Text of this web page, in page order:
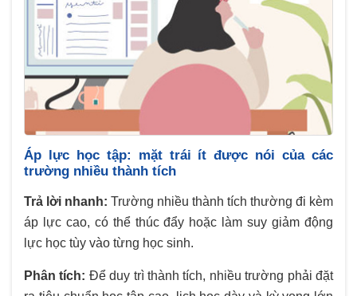
Áp lực học tập: mặt trái ít được nói của các
trường nhiều thành tích
Trả lời nhanh: Trường nhiều thành tích thường đi kèm
áp lực cao, có thể thúc đẩy hoặc làm suy giảm động
lực học tùy vào từng học sinh.
Phân tích: Để duy trì thành tích, nhiều trường phải đặt